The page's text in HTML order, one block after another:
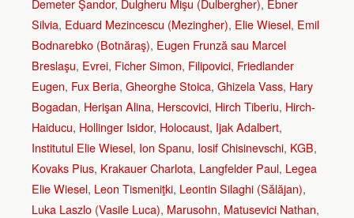
Demeter Şandor, Dulgheru Mişu (Dulbergher), Ebner
Silvia, Eduard Mezincescu (Mezingher), Elie Wiesel, Emil
Bodnarebko (Botnăraş), Eugen Frunză sau Marcel
Breslaşu, Evrei, Ficher Simon, Filipovici, Friedlander
Eugen, Fux Beria, Gheorghe Stoica, Ghizela Vass, Hary
Bogadan, Herişan Alina, Herscovici, Hirch Tiberiu, Hirch-
Haiducu, Hollinger Isidor, Holocaust, Ijak Adalbert,
Institutul Elie Wiesel, Ion Spanu, Iosif Chisinevschi, KGB,
Kovaks Pius, Krakauer Charlota, Langfelder Paul, Legea
Elie Wiesel, Leon Tismeniţki, Leontin Silaghi (Sălăjan),
Luka Laszlo (Vasile Luca), Marusohn, Matusevici Nathan,